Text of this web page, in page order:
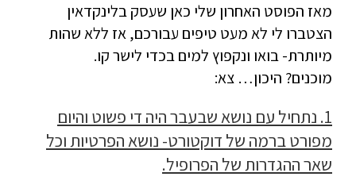
מאז הפוסט האחרון שלי כאן שעסק בלינקדאין
הצטברו לי לא מעט טיפים עבורכם, אז ללא שהות
מיותרת- בואו ונקפוץ למים בכדי לישר קו.
מוכנים? היכון… צא:
1. נתחיל עם נושא שבעבר היה די פשוט והיום
מפורט ברמה של דוקטורט- נושא הפרטיות וכל
שאר ההגדרות של הפרופיל.